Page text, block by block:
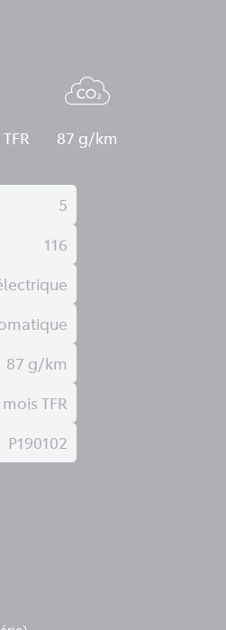
87 g/km
5
116
87 g/km
TFR
P190102